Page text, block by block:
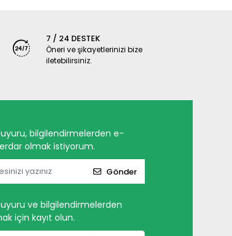
7 / 24 DESTEK
Öneri ve şikayetlerinizi bize
iletebilirsiniz.
bilgilendirmelerden e-
olmak istiyorum.
Gönder
ve bilgilendirmelerden
için kayıt olun.